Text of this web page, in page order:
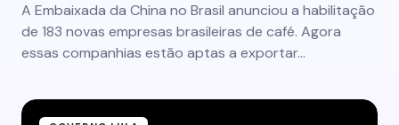
A Embaixada da China no Brasil anunciou a habilitação
de 183 novas empresas brasileiras de café. Agora
essas companhias estão aptas a exportar…